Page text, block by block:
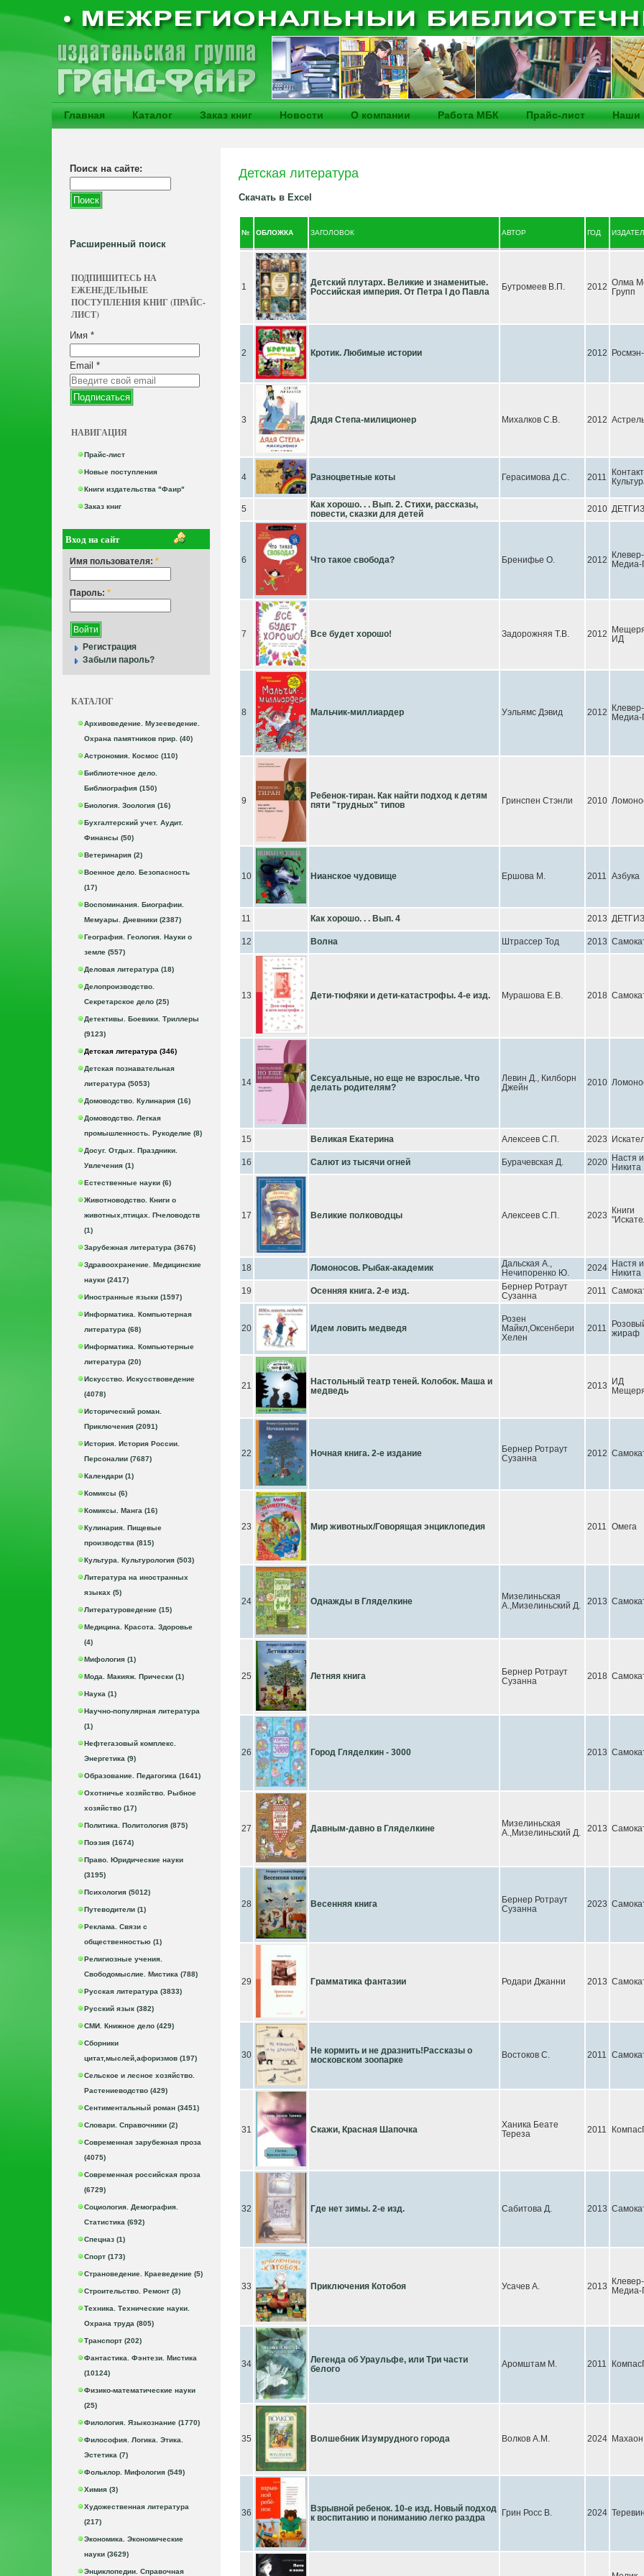
Главная Каталог Заказ книг Новости О компании Работа МБК Прайс-лист Наши
Поиск на сайте:
Расширенный поиск
ПОДПИШИТЕСЬ НА
ЕЖЕНЕДЕЛЬНЫЕ
ПОСТУПЛЕНИЯ КНИГ (ПРАЙС-
ЛИСТ)
Имя *
Email *
НАВИГАЦИЯ
Прайс-лист
Новые поступления
Книги издательства "Фаир"
Заказ книг
Вход на сайт
Имя пользователя: *
Пароль: *
Регистрация
Забыли пароль?
КАТАЛОГ
Архивоведение. Музееведение.
Охрана памятников прир. (40)
Астрономия. Космос (110)
Библиотечное дело.
Библиография (150)
Биология. Зоология (16)
Бухгалтерский учет. Аудит.
Финансы (50)
Ветеринария (2)
Военное дело. Безопасность
(17)
Воспоминания. Биографии.
Мемуары. Дневники (2387)
География. Геология. Науки о
земле (557)
Деловая литература (18)
Делопроизводство.
Секретарское дело (25)
Детективы. Боевики. Триллеры
(9123)
Детская литература (346)
Детская познавательная
литература (5053)
Домоводство. Кулинария (16)
Домоводство. Легкая
промышленность. Рукоделие (8)
Досуг. Отдых. Праздники.
Увлечения (1)
Естественные науки (6)
Животноводство. Книги о
животных,птицах. Пчеловодств
(1)
Зарубежная литература (3676)
Здравоохранение. Медицинские
науки (2417)
Иностранные языки (1597)
Информатика. Компьютерная
литература (68)
Информатика. Компьютерные
литература (20)
Искусство. Искусствоведение
(4078)
Исторический роман.
Приключения (2091)
История. История России.
Персоналии (7687)
Календари (1)
Комиксы (6)
Комиксы. Манга (16)
Кулинария. Пищевые
производства (815)
Культура. Культурология (503)
Литература на иностранных
языках (5)
Литературоведение (15)
Медицина. Красота. Здоровье
(4)
Мифология (1)
Мода. Макияж. Прически (1)
Наука (1)
Научно-популярная литература
(1)
Нефтегазовый комплекс.
Энергетика (9)
Образование. Педагогика (1641)
Охотничье хозяйство. Рыбное
хозяйство (17)
Политика. Политология (875)
Поэзия (1674)
Право. Юридические науки
(3195)
Психология (5012)
Путеводители (1)
Реклама. Связи с
общественностью (1)
Религиозные учения.
Свободомыслие. Мистика (788)
Русская литература (3833)
Русский язык (382)
СМИ. Книжное дело (429)
Сборники
цитат,мыслей,афоризмов (197)
Сельское и лесное хозяйство.
Растениеводство (429)
Сентиментальный роман (3451)
Словари. Справочники (2)
Современная зарубежная проза
(4075)
Современная российская проза
(6729)
Социология. Демография.
Статистика (692)
Спецназ (1)
Спорт (173)
Страноведение. Краеведение (5)
Строительство. Ремонт (3)
Техника. Технические науки.
Охрана труда (805)
Транспорт (202)
Фантастика. Фэнтези. Мистика
(10124)
Физико-математические науки
(25)
Филология. Языкознание (1770)
Философия. Логика. Этика.
Эстетика (7)
Фольклор. Мифология (549)
Химия (3)
Художественная литература
(217)
Экономика. Экономические
науки (3629)
Энциклопедии. Справочная
Детская литература
Скачать в Excel
№ ОБЛОЖКА ЗАГОЛОВОК АВТОР ГОД
1
Детский плутарх. Великие и знаменитые.
Российская империя. От Петра I до Павла
Бутромеев В.П. 2012 Олма
Групп
2 Кротик. Любимые истории 2012
3 Дядя Степа-милиционер Михалков С.В. 2012
4 Разноцветные коты Герасимова Д.С. 2011
5
Как хорошо. . . Вып. 2. Стихи, рассказы,
повести, сказки для детей
2010 ДЕТГИЗ
6 Что такое свобода? Бренифье О. 2012
Клевер-
Медиа-
7 Все будет хорошо! Задорожняя Т.В. 2012
ИД
8 Мальчик-миллиардер Уэльямс Дэвид 2012
Клевер-
Медиа-
9
Ребенок-тиран. Как найти подход к детям
пяти "трудных" типов
Гринспен Стэнли 2010
10 Нианское чудовище Ершова М. 2011 Азбука
11 Как хорошо. . . Вып. 4 2013 ДЕТГИЗ
12 Волна Штрассер Тод 2013
13 Дети-тюфяки и дети-катастрофы. 4-е изд. Мурашова Е.В. 2018
14
Сексуальные, но еще не взрослые. Что
делать родителям?
Левин Д., Килборн
Джейн
2010
15 Великая Екатерина Алексеев С.П. 2023
16 Салют из тысячи огней Бурачевская Д. 2020 Настя и
Никита
17 Великие полководцы Алексеев С.П. 2023
Книги
18 Ломоносов. Рыбак-академик
Дальская А.,
Нечипоренко Ю.
2024 Настя и
Никита
19
Осенняя книга. 2-е изд.
Бернер Ротраут
Сузанна
2011
20 Идем ловить медведя
Розен
Майкл,Оксенбери
Хелен
2011 жираф
21
Настольный театр теней. Колобок. Маша и
медведь
2013
ИД
22 Ночная книга. 2-е издание
Бернер Ротраут
Сузанна
2012
23 Мир животных/Говорящая энциклопедия 2011 Омега
24 Однажды в Гляделкине
Мизелиньская
А.,Мизелиньский Д.
2013
25 Летняя книга
Бернер Ротраут
Сузанна
2018
26 Город Гляделкин - 3000 2013
27 Давным-давно в Гляделкине
Мизелиньская
А.,Мизелиньский Д.
2013
28 Весенняя книга
Бернер Ротраут
Сузанна
2023
29 Грамматика фантазии Родари Джанни 2013
30
Не кормить и не дразнить!Рассказы о
московском зоопарке
Востоков С. 2011
31 Скажи, Красная Шапочка
Ханика Беате
Тереза
2011
32 Где нет зимы. 2-е изд. Сабитова Д. 2013
33 Приключения Котобоя Усачев А. 2013
Клевер-
Медиа-
34
Легенда об Ураульфе, или Три части
белого
Аромштам М. 2011
35 Волшебник Изумрудного города Волков А.М. 2024 Махаон
36
Взрывной ребенок. 10-е изд. Новый подход
к воспитанию и пониманию легко раздра
Грин Росс В. 2024